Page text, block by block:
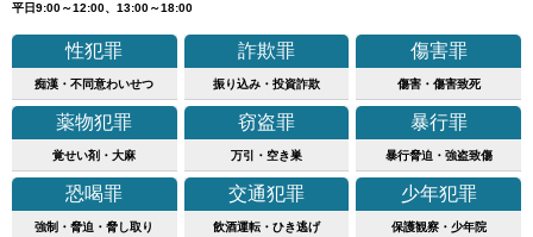
平日9:00～12:00、13:00～18:00
性犯罪
痴漢・不同意わいせつ
詐欺罪
振り込み・投資詐欺
傷害罪
傷害・傷害致死
薬物犯罪
覚せい剤・大麻
窃盗罪
万引・空き巣
暴行罪
暴行脅迫・強盗致傷
恐喝罪
強制・脅迫・脅し取り
交通犯罪
飲酒運転・ひき逃げ
少年犯罪
保護観察・少年院